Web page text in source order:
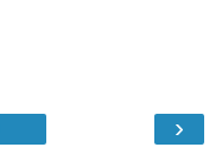
›